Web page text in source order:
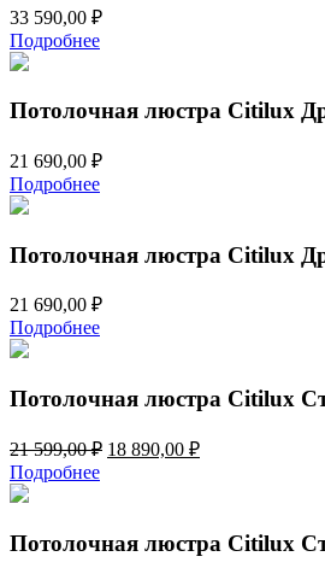
33 590,00 ₽
Подробнее
Потолочная люстра Citilux
21 690,00 ₽
Подробнее
Потолочная люстра Citilux
21 690,00 ₽
Подробнее
Потолочная люстра Citilux
21 599,00₽ Первоначальная
18 890,00 ₽Текущая
Подробнее
Потолочная люстра Citilux